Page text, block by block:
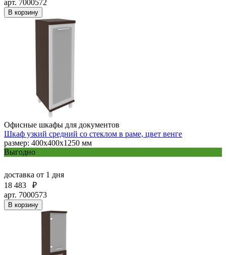
арт. 7000572
В корзину
Офисные шкафы для документов
Шкаф узкий средний со стеклом в раме, цвет венге
размер: 400х400х1250 мм
Выгодно
доставка от 1 дня
18 483
₽
арт. 7000573
В корзину